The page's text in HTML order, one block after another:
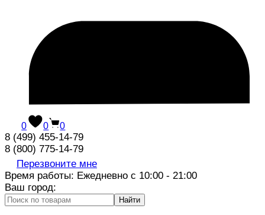
0 0 0
8 (499) 455-14-79
8 (800) 775-14-79
Перезвоните мне
Время работы: Ежедневно с 10:00 - 21:00
Ваш город:
Найти